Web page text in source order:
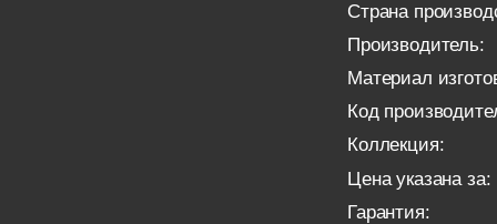
Страна
Производитель:
Материал
Код
Коллекция:
Цена указана за:
Гарантия: